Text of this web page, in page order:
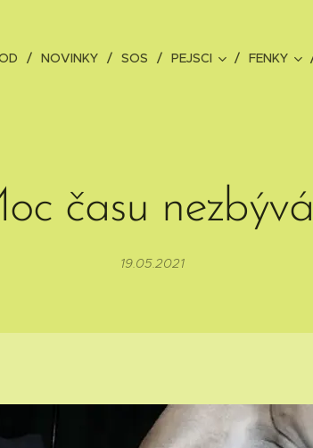
NOVINKY SOS PEJSCI FENKY
času
19.05.2021